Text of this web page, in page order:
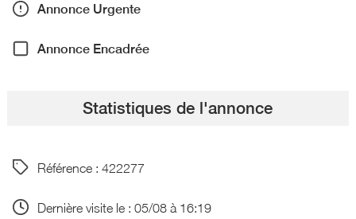
Annonce Urgente
Annonce Encadrée
Statistiques de l'annonce
Référence : 422277
Dernière visite le : 05/08 à 16:19